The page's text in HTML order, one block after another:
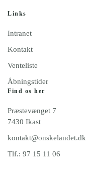
Links
Intranet
Kontakt
Venteliste
Åbningstider
Find os her
Præstevænget 7
7430 Ikast
kontakt@onskelandet.dk
Tlf.: 97 15 11 06